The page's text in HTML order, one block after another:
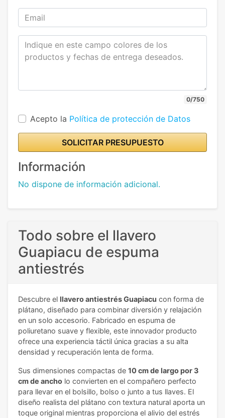
0/750
Acepto la Política de protección de Datos
SOLICITAR PRESUPUESTO
Información
No dispone de información adicional.
Todo sobre el llavero
Guapiacu de espuma
antiestrés
Descubre el llavero antiestrés Guapiacu con forma de
plátano, diseñado para combinar diversión y relajación
en un solo accesorio. Fabricado en espuma de
poliuretano suave y flexible, este innovador producto
ofrece una experiencia táctil única gracias a su alta
densidad y recuperación lenta de forma.
Sus dimensiones compactas de 10 cm de largo por 3
cm de ancho lo convierten en el compañero perfecto
para llevar en el bolsillo, bolso o junto a tus llaves. El
diseño realista del plátano con textura natural aporta un
toque original mientras proporciona el alivio del estrés